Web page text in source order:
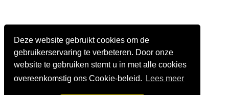
Deze website gebruikt cookies om de
gebruikerservaring te verbeteren. Door onze
website te gebruiken stemt u in met alle cookies
overeenkomstig ons Cookie-beleid.
Lees meer